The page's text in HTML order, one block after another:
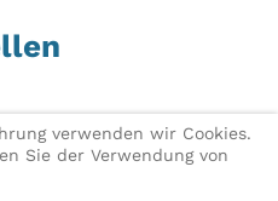
Link per E-
verwenden wir Cookies.
Sie der Verwendung von